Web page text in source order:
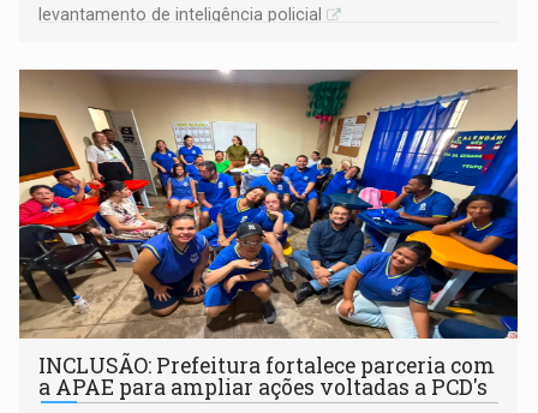
levantamento de inteligência policial
INCLUSÃO: Prefeitura fortalece parceria com
a APAE para ampliar ações voltadas a PCD's